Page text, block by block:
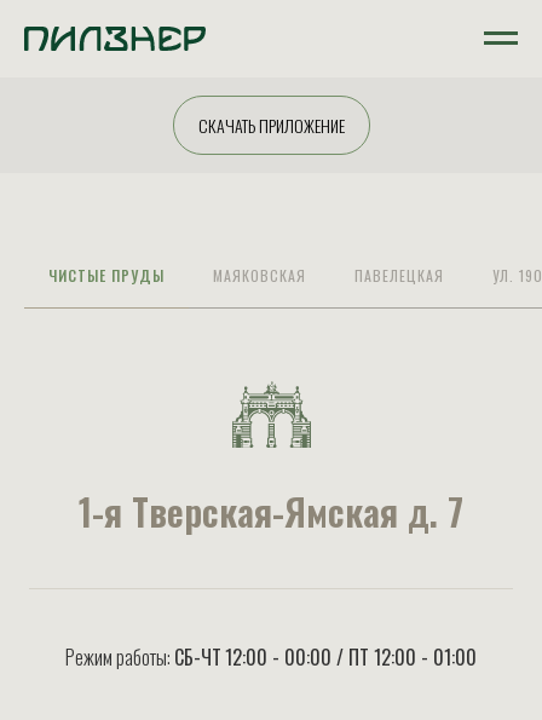
СКАЧАТЬ ПРИЛОЖЕНИЕ
ЧИСТЫЕ ПРУДЫ МАЯКОВСКАЯ ПАВЕЛЕЦКАЯ УЛ.
1-я Тверская-Ямская д. 7
Режим работы: СБ-ЧТ12:00 - 00:00 / ПТ 12:00 - 01:00